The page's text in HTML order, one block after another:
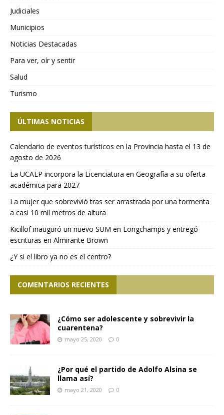
Judiciales
Municipios
Noticias Destacadas
Para ver, oír y sentir
Salud
Turismo
ÚLTIMAS NOTICIAS
Calendario de eventos turísticos en la Provincia hasta el 13 de
agosto de 2026
La UCALP incorpora la Licenciatura en Geografía a su oferta
académica para 2027
La mujer que sobrevivió tras ser arrastrada por una tormenta
a casi 10 mil metros de altura
Kicillof inauguró un nuevo SUM en Longchamps y entregó
escrituras en Almirante Brown
¿Y si el libro ya no es el centro?
COMENTARIOS RECIENTES
¿Cómo ser adolescente y sobrevivir la
cuarentena?
mayo 25, 2020 0
¿Por qué el partido de Adolfo Alsina se
llama así?
mayo 21, 2020 0